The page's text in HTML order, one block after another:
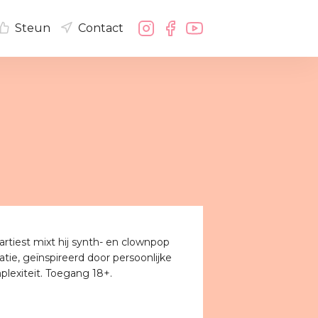
mixt hij synth- en clownpop
geïnspireerd door persoonlijke
Toegang 18+.
Steun Contact